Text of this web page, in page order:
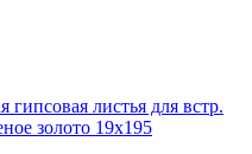
гипсовая листья для встр.
золото 19х195